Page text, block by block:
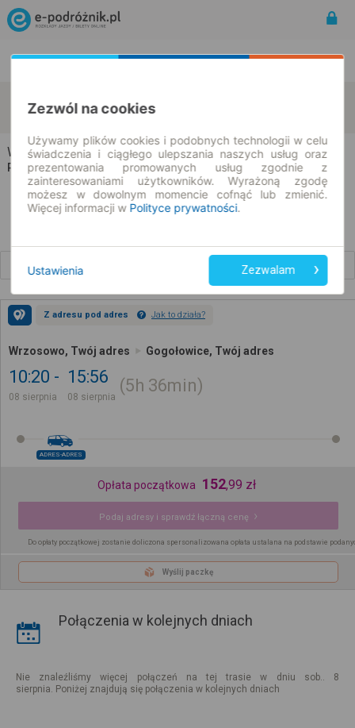
08.08.2026 | -- : --
Wrzosowo → Gogołowice
Rozkład jazdy i bilety
Z adresu pod adres Jak to działa?
Wrzosowo, Twój adres Gogołowice, Twój adres
10:20
08 sierpnia
15:56
08 sierpnia
5h 36min
ADRES-ADRES
Opłata początkowa 152,99 zł
Podaj adresy i sprawdź łączną cenę
Do opłaty początkowej zostanie doliczona spersonalizowana opłata ustalana na podstawie
Wyślij paczkę
Połączenia w kolejnych dniach
Nie znaleźliśmy więcej połączeń na tej trasie w dniu sob.. 8
sierpnia. Poniżej znajdują się połączenia w kolejnych dniach
Zezwól na cookies
Używamy plików cookies i podobnych technologii w celu
świadczenia i ciągłego ulepszania naszych usług oraz
prezentowania promowanych usług zgodnie z
zainteresowaniami użytkowników. Wyrażoną zgodę
możesz w dowolnym momencie cofnąć lub zmienić.
Więcej informacji w Polityce prywatności.
Ustawienia Zezwalam